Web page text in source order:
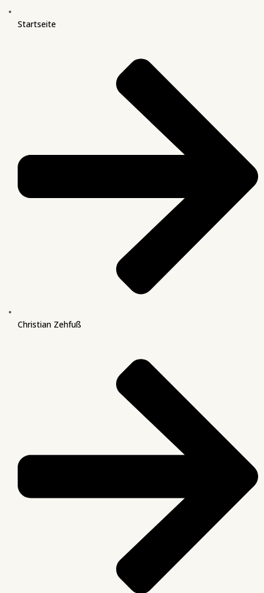
Startseite
Christian Zehfuß